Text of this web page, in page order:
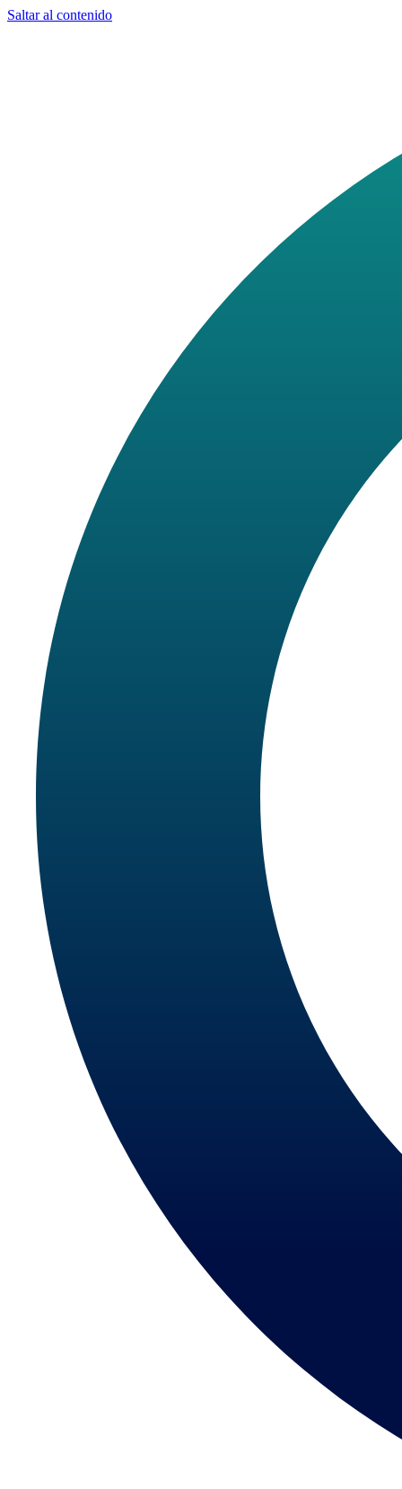
Saltar al contenido